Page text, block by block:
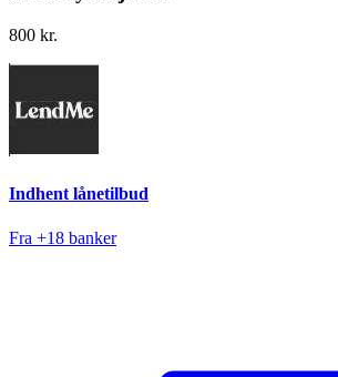
800 kr.
Indhent lånetilbud
Fra +18 banker